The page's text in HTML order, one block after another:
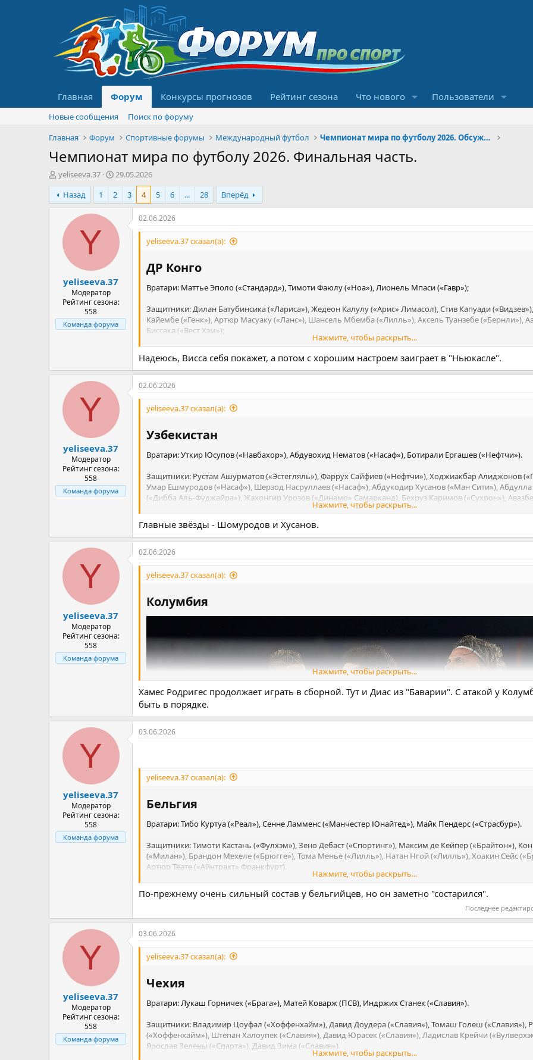
Главная Форум Конкурсы прогнозов Рейтинг сезона Что нового Пользователи
Новые сообщения
Поиск по форуму
Главная
Форум Спортивные форумы Международный футбол Чемпионат мира по футболу 2026. Обсуждение
Чемпионат мира по футболу 2026. Финальная часть.
А
в
т
о
м
yeliseeva.37
Д
а
т
а
а
ч
а
л
29.05.2026
Назад
1 2 3 4 5 6 ... 28 Вперёд
Y
yeliseeva.37
Модератор
Рейтинг сезона:
558
Команда форума
02.06.2026
yeliseeva.37 сказал(а):
ДР Конго​
Вратари: Маттье Эполо («Стандард»), Тимоти Фаюлу («Ноа»), Лионель Мпаси («Гавр»);
Защитники: Дилан Батубинсика («Лариса»), Жедеон Калулу («Арис» Лимасол), Стив Капуади
Кайембе («Генк»), Артюр Масуаку («Ланс»), Шансель Мбемба («Лилль»), Аксель Туанзебе («Бернли»),
Биссака («Вест Хэм»);
Полузащитники: Тео Бонгонда («Спартак»), Гаэль Какута («Лариса»), Эдо Кайембе («Уотфорд»),
(«Монпелье»), Самюэль Мутуссами («Атромитос»), Нгалайель Мукау («Лилль»), Шарль Пикель
Садики («Сандерленд»), Арон Тшибола («Килмарнок»);
Нападающие: Мешак Элиа («Аланьяспор»), Брайан Чипенга («Кастельон»), Седрик Бакамбу («Бетис»),
(«Аль-Джазира»), Фистон Майеле («Пирамидс»), Йоан Висса («Ньюкасл»).
Нажмите, чтобы раскрыть...
Надеюсь, Висса себя покажет, а потом с хорошим настроем заиграет в "Ньюкасле".
Y
yeliseeva.37
Модератор
Рейтинг сезона:
558
Команда форума
02.06.2026
yeliseeva.37 сказал(а):
Узбекистан​
Вратари: Уткир Юсупов («Навбахор»), Абдувохид Нематов («Насаф»), Ботирали Ергашев («Нефтчи»).
Защитники: Рустам Ашурматов («Эстегляль»), Фаррух Сайфиев («Нефтчи»), Ходжиакбар Алиджонов
Умар Ешмуродов («Насаф»), Шерзод Насруллаев («Насаф»), Абдукодир Хусанов («Ман Сити»),
(«Дибба Аль-Фуджайра»), Жахонгир Урозов («Динамо» Самарканд), Бехруз Каримов («Сухрон»),
Полузащитники: Отабек Шукуров («Бани Яс»), Одильжон Хамробеков («Трактор Тербиз»), Джамшид
(«Нефтчи»), Достонбек Хамдамов («Пахтакор»), Акмаль Мозговой («Пахтакор»), Азизджон Ганиев
Азизбек Амонов («Бухара»), Шерзод Есанов («Бухара»).
Нападающие: Элдор Шомуродов («Истанбул Башакшехир»), Игорь Сергеев («Персеполис»),
Машарипов, («Эстегляль»), Остон Урунов («Персеполис»), Аббосбек Файзуллаев («Истанбул
Нажмите, чтобы раскрыть...
Главные звёзды - Шомуродов и Хусанов.
Y
yeliseeva.37
Модератор
Рейтинг сезона:
558
Команда форума
02.06.2026
yeliseeva.37 сказал(а):
Колумбия​
Вратари: Камило Варгас («Атлас»), Альваро Давид Монтеро («Велес Сарсфилд»), Давид Оспина
Защитники: Даниэль Муньос («Кристал Пэлас»), Сантьяго Арьяс («Индепендьенте»), Джон Лукуми
Давинсон Санчес («Галатасарай»), Йерри Мина («Кальяри»), Вильер Дитта («Крус Асуль»), Хоан Мохика
Полузащитники: Джефферсон Лерма («Кристал Пэлас»), Кевин Кастаньо («Ривер Плейт»), Ричард Риос
Хуан Кинтеро («Ривер Плейт»), Джон Арьяс («Палмейрас»), Хуан Портилья Ороско («Атлетико
Хаминтон Кампас («Росарио Сентраль»), Хамес Родригес («Миннесота Юнайтед»), Хорхе Карраскаль
Густаво Пуэрта («Расинг»).
Нападающие: Луис Диас («Бавария»), Карлос Андрес Гомес («Васко да Гама»), Хуан Камило Эрнандес
Суарес Чаррис («Спортинг»), Джон Кордоба («Краснодар»).
Нажмите, чтобы раскрыть...
Хамес Родригес продолжает играть в сборной. Тут и Диас из "Баварии". С атакой у
быть в порядке.
Y
yeliseeva.37
Модератор
Рейтинг сезона:
558
Команда форума
03.06.2026
yeliseeva.37 сказал(а):
Бельгия​
Вратари: Тибо Куртуа («Реал»), Сенне Ламменс («Манчестер Юнайтед»), Майк Пендерс («Страсбур»).
Защитники: Тимоти Кастань («Фулхэм»), Зено Дебаст («Спортинг»), Максим де Кейпер («Брайтон»),
(«Милан»), Брандон Мехеле («Брюгге»), Тома Менье («Лилль»), Натан Нгой («Лилль»), Хоакин Сейс
Артюр Теате («Айнтрахт» Франкфурт).
Полузащитники: Кевин де Брюйне («Наполи»), Амаду Онана («Астон Вилла»), Николас Раскин
Тилеманс («Астон Вилла»), Ханс Ванакен («Брюгге»), Аксель Витцель («Жирона»).
Нападающие: Шарль де Кетеларе («Аталанта»), Жереми Доку («Манчестер Сити»), Матиас Фернандес
(«Лилль»), Ромелу Лукаку («Наполи»), Доди Лукебакио («Бенфика»), Диегу Морейра («Страсбур»),
Салемакерс («Милан»), Леандро Троссард («Арсенал»).
Нажмите, чтобы раскрыть...
По-прежнему очень сильный состав у бельгийцев, но он заметно "состарился".
Последнее
Y
yeliseeva.37
Модератор
Рейтинг сезона:
558
Команда форума
03.06.2026
yeliseeva.37 сказал(а):
Чехия​
Вратари: Лукаш Горничек («Брага»), Матей Коварж (ПСВ), Индржих Станек («Славия»).
Защитники: Владимир Цоуфал («Хоффенхайм»), Давид Доудера («Славия»), Томаш Голеш («Славия»),
(«Хоффенхайм»), Штепан Халоупек («Славия»), Давид Юрасек («Славия»), Ладислав Крейчи
Ярослав Зелены («Спарта»), Давид Зима («Славия»).
Нажмите, чтобы раскрыть...